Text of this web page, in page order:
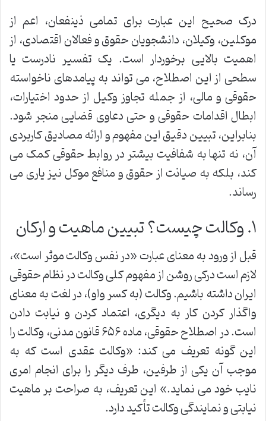
درک صحیح این عبارت برای تمامی ذینفعان، اعم از
موکلین، وکیلان، دانشجویان حقوق و فعالان اقتصادی، از
اهمیت بالایی برخوردار است. یک تفسیر نادرست یا
سطحی از این اصطلاح، می تواند به پیامدهای ناخواسته
حقوقی و مالی، از جمله تجاوز وکیل از حدود اختیارات،
ابطال اقدامات حقوقی و حتی دعاوی قضایی منجر شود.
بنابراین، تبیین دقیق این مفهوم و ارائه مصادیق کاربردی
آن، نه تنها به شفافیت بیشتر در روابط حقوقی کمک می
کند، بلکه به صیانت از حقوق و منافع موکل نیز یاری می
رساند.
۱. وکالت چیست؟ تبیین ماهیت و ارکان
قبل از ورود به معنای عبارت «در نفس وکالت موثر است»،
لازم است درکی روشن از مفهوم کلی وکالت در نظام حقوقی
ایران داشته باشیم. وکالت (به کسر واو)، در لغت به معنای
واگذار کردن کار به دیگری، اعتماد کردن و نیابت دادن
است. در اصطلاح حقوقی، ماده ۶۵۶ قانون مدنی، وکالت را
این گونه تعریف می کند: «وکالت عقدی است که به
موجب آن یکی از طرفین، طرف دیگر را برای انجام امری
نایب خود می نماید.» این تعریف، به صراحت بر ماهیت
نیابتی و نمایندگی وکالت تأکید دارد.